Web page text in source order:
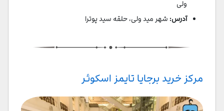
ولی
آدرس: شهر مید ولی، حلقه سید پوترا
مرکز خرید برجایا تایمز اسکوئر